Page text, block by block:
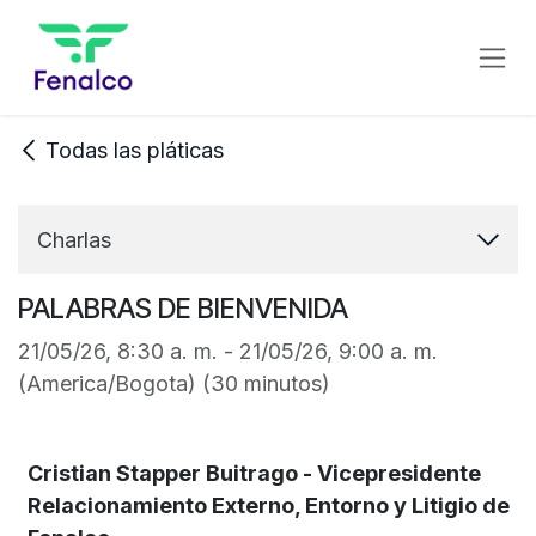
Todas las pláticas
Charlas
PALABRAS DE BIENVENIDA
21/05/26, 8:30 a. m. - 21/05/26, 9:00 a. m.
(America/Bogota) (30 minutos)
Cristian Stapper Buitrago - Vicepresidente
Relacionamiento Externo, Entorno y Litigio de